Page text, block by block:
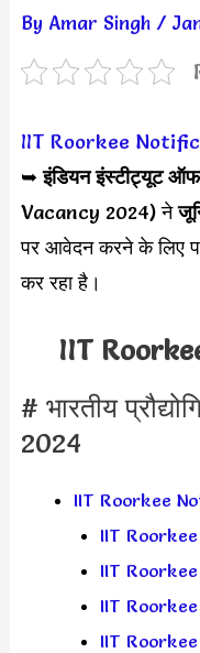
By Amar Singh /
IIT Roorkee
➥इंडियन इंस्टीट्यूट
Vacancy 2024) ने
पर आवेदन करने के लिए
कर रहा है।
IIT
# भारतीय
2024
IIT Roorkee
IIT
IIT
IIT Roorkee
IIT